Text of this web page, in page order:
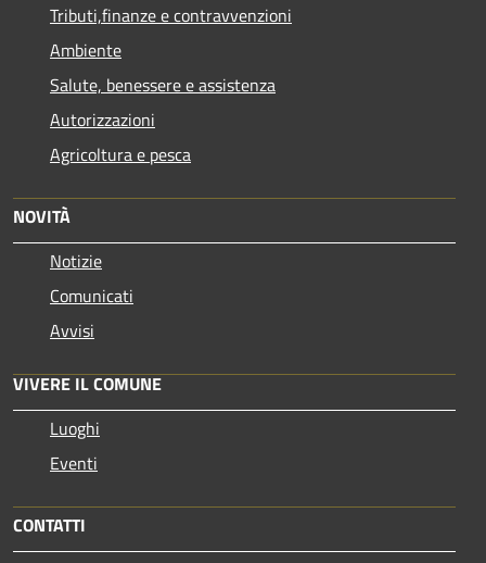
Tributi,finanze e contravvenzioni
Ambiente
Salute, benessere e assistenza
Autorizzazioni
Agricoltura e pesca
NOVITÀ
Notizie
Comunicati
Avvisi
VIVERE IL COMUNE
Luoghi
Eventi
CONTATTI